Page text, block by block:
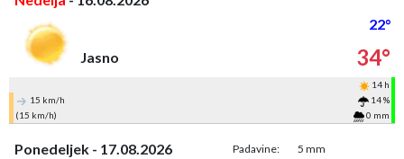
22°
Jasno
34°
14 h
15 km/h
14 %
(15 km/h)
0 mm
Ponedeljek - 17.08.2026 Padavine: 5 mm